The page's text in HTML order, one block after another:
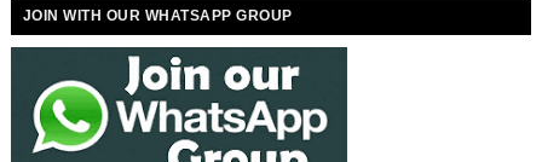
JOIN WITH OUR WHATSAPP GROUP